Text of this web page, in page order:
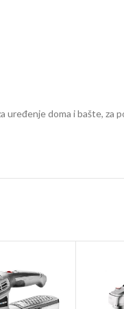
doma i bašte, za